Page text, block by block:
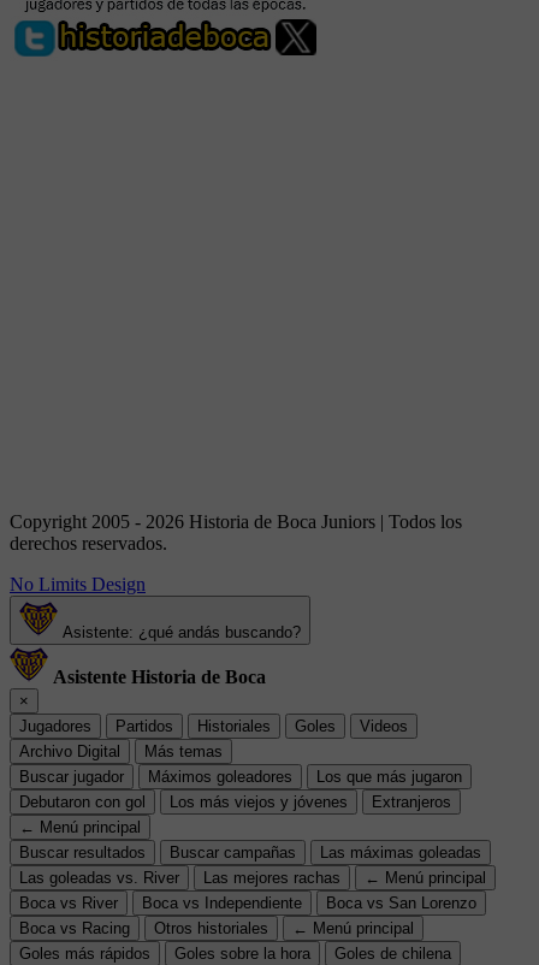
Copyright 2005 - 2026 Historia de Boca Juniors | Todos los
derechos reservados.
No Limits Design
Asistente: ¿qué andás buscando?
Asistente Historia de Boca
×
Jugadores
Partidos Historiales Goles
Videos
Archivo Digital
Más temas
Buscar jugador
Máximos goleadores
Los que más jugaron
Debutaron con gol
Los más viejos y jóvenes
Extranjeros
← Menú principal
Buscar resultados
Buscar campañas
Las máximas goleadas
Las goleadas vs. River
Las mejores rachas
← Menú principal
Boca vs River
Boca vs Independiente
Boca vs San Lorenzo
Boca vs Racing
Otros historiales
← Menú principal
Goles más rápidos
Goles sobre la hora Goles de chilena